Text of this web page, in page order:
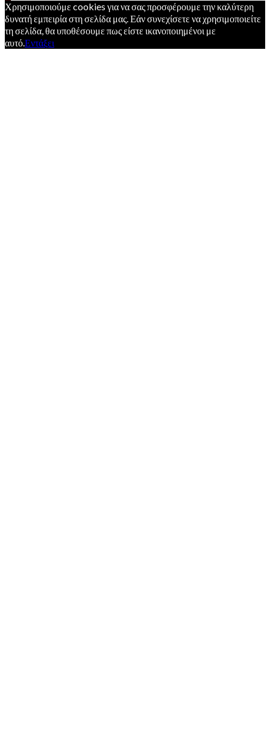
Χρησιμοποιούμε cookies για να σας προσφέρουμε την καλύτερη
δυνατή εμπειρία στη σελίδα μας. Εάν συνεχίσετε να χρησιμοποιείτε
τη σελίδα, θα υποθέσουμε πως είστε ικανοποιημένοι με
αυτό.Εντάξει